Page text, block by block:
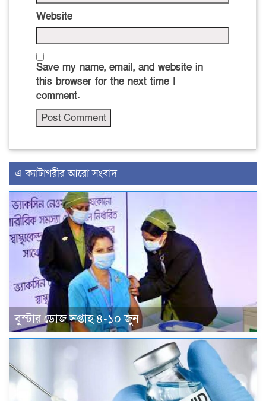
Website
Save my name, email, and website in
this browser for the next time I
comment.
এ ক্যাটাগরীর আরো সংবাদ
বুস্টার ডোজ সপ্তাহ ৪-১০ জুন